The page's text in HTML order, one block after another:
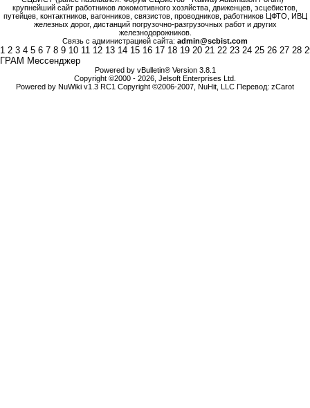
крупнейший сайт работников локомотивного хозяйства, движенцев, эсцебистов,
путейцев, контактников, вагонников, связистов, проводников, работников ЦФТО, ИВЦ
железных дорог, дистанций погрузочно-разгрузочных работ и других
железнодорожников.
Связь с администрацией сайта: admin@scbist.com
1 2 3 4 5 6 7 8 9 10 11 12 13 14 15 16 17 18 19 20 21 22 23 24 25 26 27 28
ГРАМ Мессенджер
Powered by vBulletin® Version 3.8.1
Copyright ©2000 - 2026, Jelsoft Enterprises Ltd.
Powered by NuWiki v1.3 RC1 Copyright ©2006-2007, NuHit, LLC Перевод: zCarot